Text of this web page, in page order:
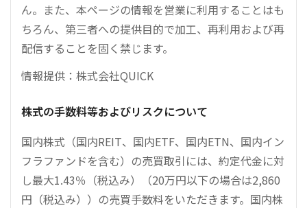
ん。また、本ページの情報を営業に利用することはも
ちろん、第三者への提供目的で加工、再利用および再
配信することを固く禁じます。
情報提供：株式会社QUICK
株式の手数料等およびリスクについて
国内株式（国内REIT、国内ETF、国内ETN、国内イン
フラファンドを含む）の売買取引には、約定代金に対
し最大1.43％（税込み）（20万円以下の場合は2,860
円（税込み））の売買手数料をいただきます。国内株